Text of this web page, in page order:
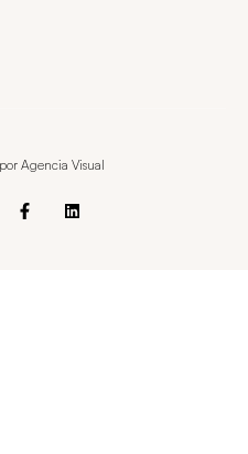
Agencia Visual